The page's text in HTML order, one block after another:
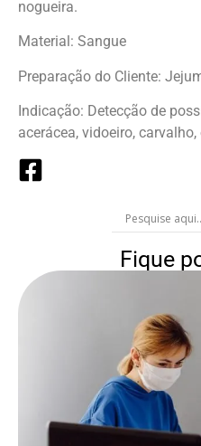
nogueira.
Material: Sangue
Preparação do Cliente:
Indicação: Detecção de
acerácea, vidoeiro,
Fique